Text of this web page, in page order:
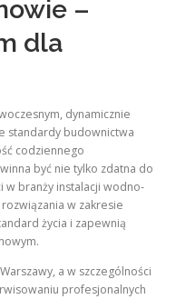
–
dla
dynamicznie
standardy budownictwa
codziennego
być nie tylko zdatna do
w branży instalacji wodno-
w zakresie
życia i zapewnią
a w szczególności
profesjonalnych